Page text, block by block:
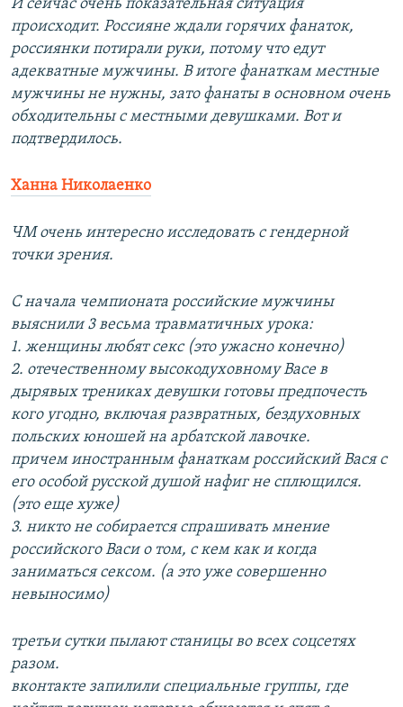
И сейчас очень показательная ситуация
происходит. Россияне ждали горячих фанаток,
россиянки потирали руки, потому что едут
адекватные мужчины. В итоге фанаткам местные
мужчины не нужны, зато фанаты в основном очень
обходительны с местными девушками. Вот и
подтвердилось.
Ханна Николаенко
ЧМ очень интересно исследовать с гендерной
точки зрения.
С начала чемпионата российские мужчины
выяснили 3 весьма травматичных урока:
1. женщины любят секс (это ужасно конечно)
2. отечественному высокодуховному Васе в
дырявых трениках девушки готовы предпочесть
кого угодно, включая развратных, бездуховных
польских юношей на арбатской лавочке.
причем иностранным фанаткам российский Вася с
его особой русской душой нафиг не сплющился.
(это еще хуже)
3. никто не собирается спрашивать мнение
российского Васи о том, с кем как и когда
заниматься сексом. (а это уже совершенно
невыносимо)
третьи сутки пылают станицы во всех соцсетях
разом.
вконтакте запилили специальные группы, где